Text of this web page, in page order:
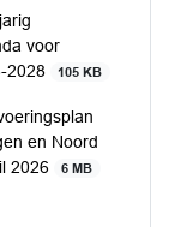
voor
2028
105 KB
en Noord
2026
6 MB